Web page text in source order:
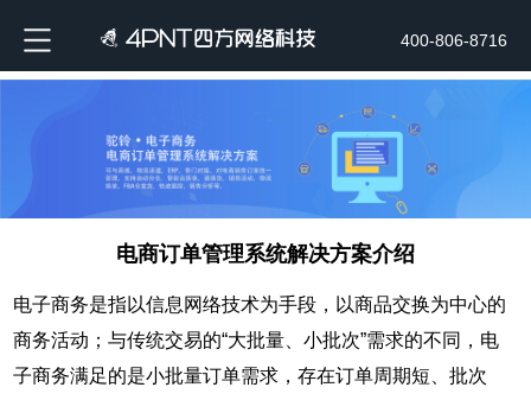
400-806-8716
电商订单管理系统解决方案介绍
电子商务是指以信息网络技术为手段，以商品交换为中心的
商务活动；与传统交易的“大批量、小批次”需求的不同，电
子商务满足的是小批量订单需求，存在订单周期短、批次